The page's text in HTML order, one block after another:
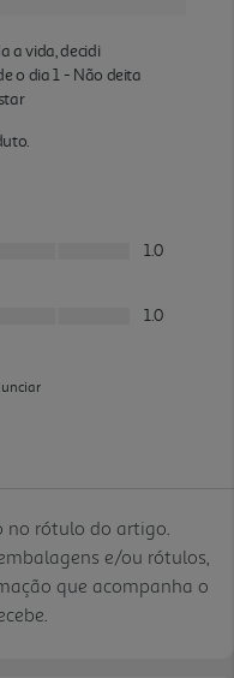
no rótulo do artigo.
e/ou rótulos,
que acompanha o